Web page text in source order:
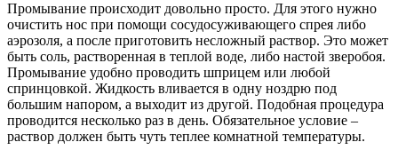
Промывание происходит довольно просто. Для этого нужно
очистить нос при помощи сосудосуживающего спрея либо
аэрозоля, а после приготовить несложный раствор. Это может
быть соль, растворенная в теплой воде, либо настой зверобоя.
Промывание удобно проводить шприцем или любой
спринцовкой. Жидкость вливается в одну ноздрю под
большим напором, а выходит из другой. Подобная процедура
проводится несколько раз в день. Обязательное условие –
раствор должен быть чуть теплее комнатной температуры.